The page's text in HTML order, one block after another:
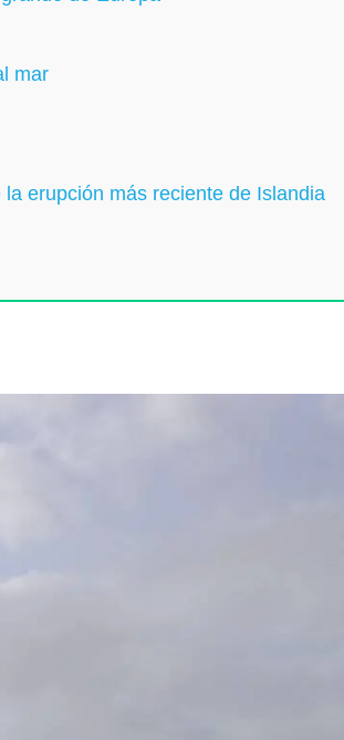
mar
erupción más reciente de Islandia